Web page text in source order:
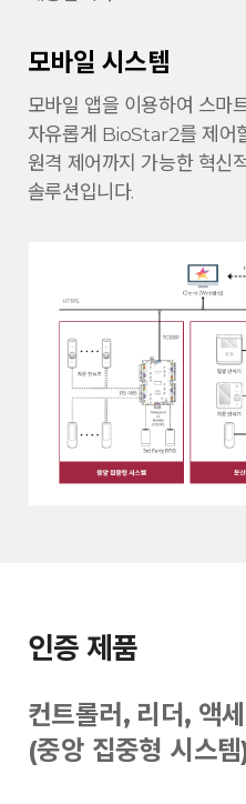
모바일 시스템
모바일 앱을 이용하여 스마
자유롭게 BioStar2를 제어
원격 제어까지 가능한 혁신
솔루션입니다.
인증 제품
컨트롤러, 리더, 액
(중앙 집중형 시스템